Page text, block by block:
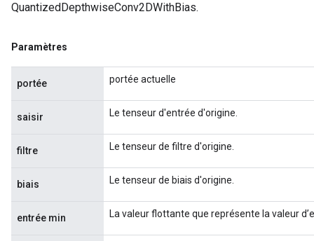
QuantizedDepthwiseConv2DWithBias.
Paramètres
portée portée actuelle
saisir Le tenseur d'entrée d'origine.
filtre Le tenseur de filtre d'origine.
biais Le tenseur de biais d'origine.
entrée min La valeur flottante que représente la valeur